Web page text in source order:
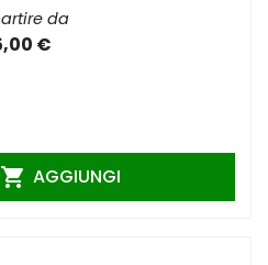
da
€
 AGGIUNGI